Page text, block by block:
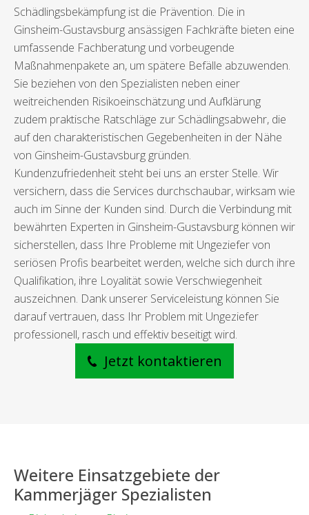
Schädlingsbekämpfung ist die Prävention. Die in
Ginsheim-Gustavsburg ansässigen Fachkräfte bieten eine
umfassende Fachberatung und vorbeugende
Maßnahmenpakete an, um spätere Befälle abzuwenden.
Sie beziehen von den Spezialisten neben einer
weitreichenden Risikoeinschätzung und Aufklärung
zudem praktische Ratschläge zur Schädlingsabwehr, die
auf den charakteristischen Gegebenheiten in der Nähe
von Ginsheim-Gustavsburg gründen.
Kundenzufriedenheit steht bei uns an erster Stelle. Wir
versichern, dass die Services durchschaubar, wirksam wie
auch im Sinne der Kunden sind. Durch die Verbindung mit
bewährten Experten in Ginsheim-Gustavsburg können wir
sicherstellen, dass Ihre Probleme mit Ungeziefer von
seriösen Profis bearbeitet werden, welche sich durch ihre
Qualifikation, ihre Loyalität sowie Verschwiegenheit
auszeichnen. Dank unserer Serviceleistung können Sie
darauf vertrauen, dass Ihr Problem mit Ungeziefer
professionell, rasch und effektiv beseitigt wird.
Jetzt kontaktieren
Weitere Einsatzgebiete der
Kammerjäger Spezialisten